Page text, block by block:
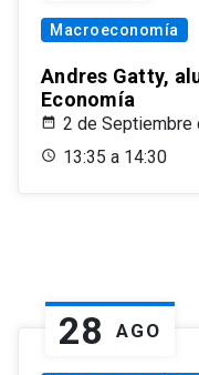
Macroeconomía
Andres Gatty,
Economía
2 de Septiembre
13:35 a 14:30
28 AGO